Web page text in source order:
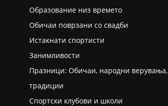
Образование низ времето
Обичаи поврзани со свадби
Истакнати спортисти
Занимливости
Празници: Обичаи, народни верувања,
традиции
Спортски клубови и школи